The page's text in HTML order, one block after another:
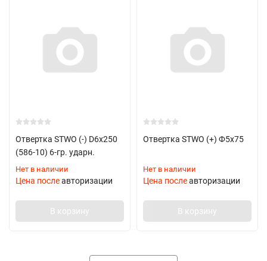
Отвертка STWO (-) D6х250
(586-10) 6-гр. ударн.
Нет в наличии
Цена послеавторизации
В корзину
Отвертка STWO (+) Ф5х75
Нет в наличии
Цена послеавторизации
В корзину